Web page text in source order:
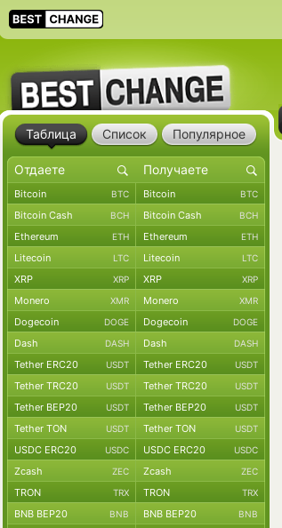
Таблица Список Популярное
Bitcoin BTC Bitcoin BTC
Bitcoin Cash BCH Bitcoin Cash BCH
Ethereum ETH Ethereum ETH
Litecoin LTC Litecoin LTC
XRP XRP XRP XRP
Monero XMR Monero XMR
Dogecoin DOGE Dogecoin DOGE
Dash DASH Dash DASH
Tether ERC20 USDT Tether ERC20 USDT
Tether TRC20 USDT Tether TRC20 USDT
Tether BEP20 USDT Tether BEP20 USDT
Tether TON USDT Tether TON USDT
USDC ERC20 USDC USDC ERC20 USDC
Zcash ZEC Zcash ZEC
TRON TRX TRON TRX
BNB BEP20 BNB BNB BEP20 BNB